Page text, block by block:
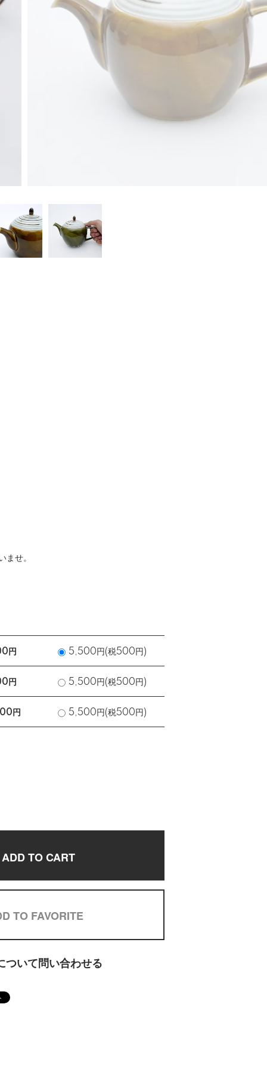
ませ。
円 5,500円(税500円)
円 5,500円(税500円)
円 5,500円(税500円)
ADD TO CART
TO FAVORITE
ついて問い合わせる